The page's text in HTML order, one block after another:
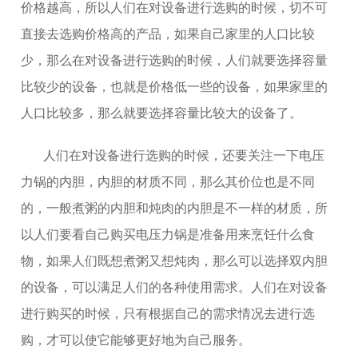
价格越高，所以人们在对设备进行选购的时候，切不可
直接去选购价格高的产品，如果自己家里的人口比较
少，那么在对设备进行选购的时候，人们就要选择容量
比较少的设备，也就是价格低一些的设备，如果家里的
人口比较多，那么就要选择容量比较大的设备了。
人们在对设备进行选购的时候，还要关注一下电压
力锅的内胆，内胆的材质不同，那么其价位也是不同
的，一般煮粥的内胆和炖肉的内胆是不一样的材质，所
以人们要看自己购买电压力锅是准备用来烹饪什么食
物，如果人们既想煮粥又想炖肉，那么可以选择双内胆
的设备，可以满足人们的各种使用需求。人们在对设备
进行购买的时候，只有根据自己的需求情况去进行选
购，才可以使它能够更好地为自己服务。